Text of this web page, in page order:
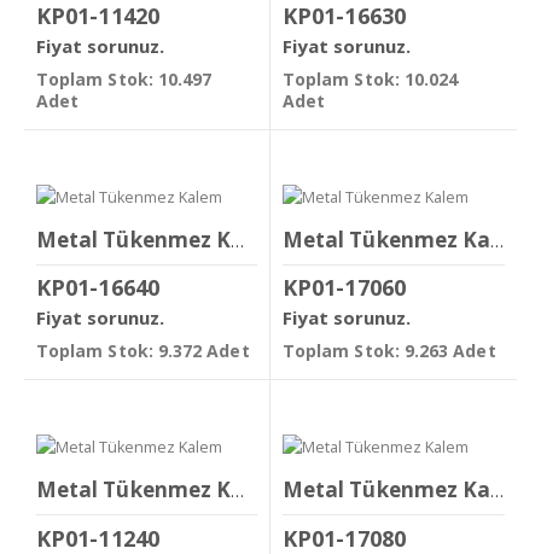
KP01-11420
Fiyat sorunuz.
Toplam Stok: 10.497
Adet
KP01-16630
Fiyat sorunuz.
Toplam Stok: 10.024
Adet
Metal Tükenmez Kalem
KP01-16640
Fiyat sorunuz.
Toplam Stok: 9.372 Adet
Metal Tükenmez Kalem
KP01-17060
Fiyat sorunuz.
Toplam Stok: 9.263 Adet
Metal Tükenmez Kalem
KP01-11240
Metal Tükenmez Kalem
KP01-17080